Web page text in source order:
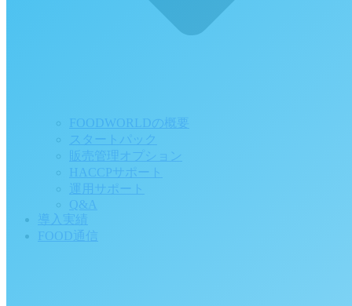
FOODWORLDの概要
スタートパック
販売管理オプション
HACCPサポート
運用サポート
Q&A
導入実績
FOOD通信